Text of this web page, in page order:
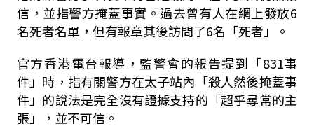
信，並指警方掩蓋事實。過去曾有人在網上發放6
名死者名單，但有報章其後訪問了6名「死者」。
官方香港電台報導，監警會的報告提到「831事
件」時，指有關警方在太子站內「殺人然後掩蓋事
件」的說法是完全沒有證據支持的「超乎尋常的主
張」，並不可信。